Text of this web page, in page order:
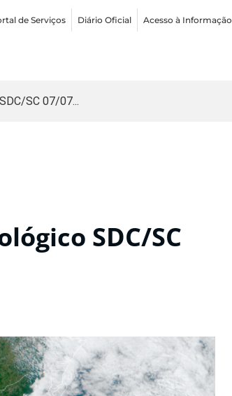
de Serviços Diário Oficial Acesso à Informação
SC 07/07...
SDC/SC